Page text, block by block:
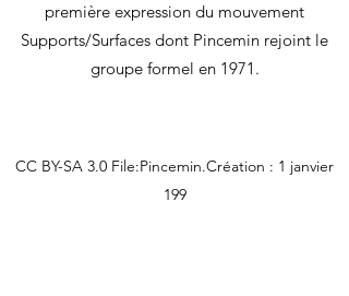
première expression du mouvement
Supports/Surfaces dont Pincemin rejoint le
groupe formel en 1971.
CC BY-SA 3.0 File:Pincemin.Création : 1 janvier
199